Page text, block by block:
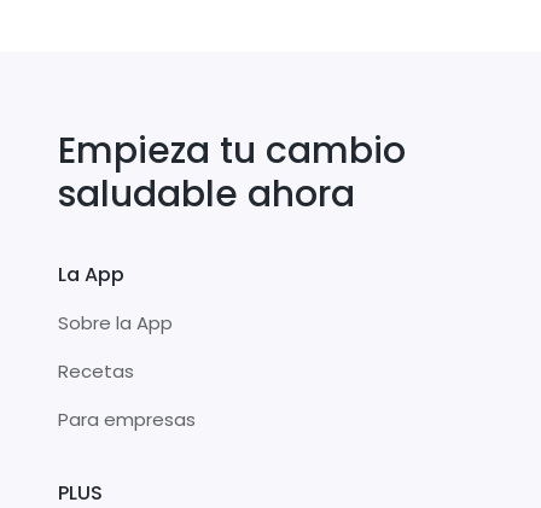
Empieza tu cambio
saludable ahora
La App
Sobre la App
Recetas
Para empresas
PLUS